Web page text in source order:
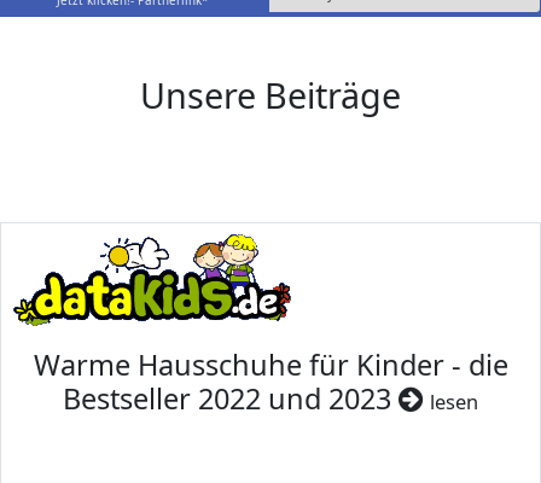
Unsere Beiträge
Warme Hausschuhe für Kinder - die
Bestseller 2022 und 2023
lesen